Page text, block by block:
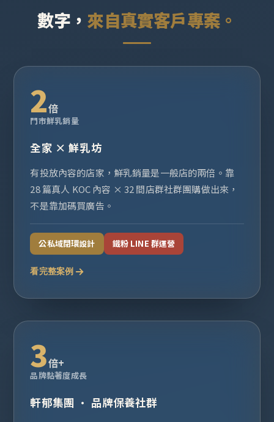
數字， 來自真實客戶專案。
2倍
門市鮮乳銷量
全家 × 鮮乳坊
有投放內容的店家，鮮乳銷量是一般店的兩倍。靠
28 篇真人 KOC 內容 × 32 間店群社群團購做出來，
不是靠加碼買廣告。
公私域閉環設計 鐵粉 LINE 群運營
看完整案例
3倍+
品牌黏著度成長
軒郁集團 · 品牌保養社群